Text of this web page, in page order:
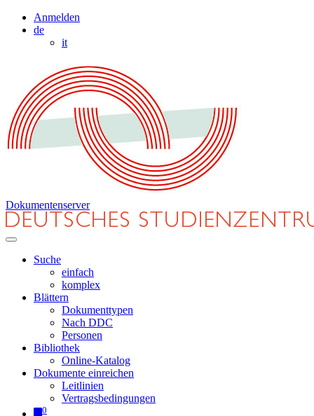
Anmelden
de
it
Dokumentenserver
Suche
einfach
komplex
Blättern
Dokumenttypen
Nach DDC
Personen
Bibliothek
Online-Katalog
Dokumente einreichen
Leitlinien
Vertragsbedingungen
0